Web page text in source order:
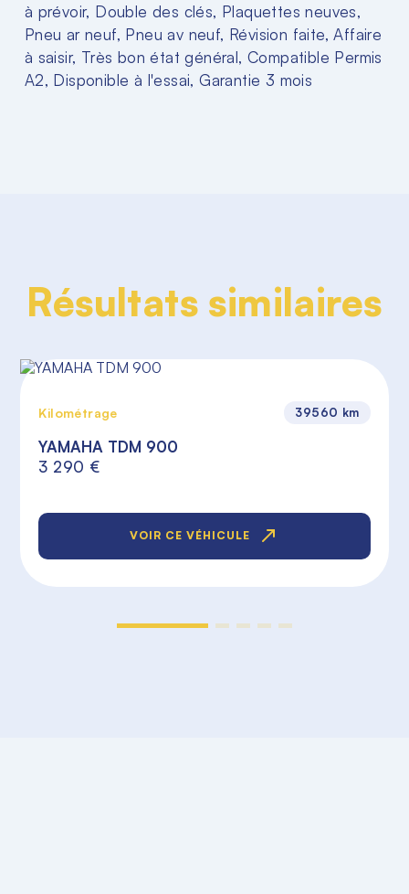
à prévoir, Double des clés, Plaquettes neuves,
Pneu ar neuf, Pneu av neuf, Révision faite, Affaire
à saisir, Très bon état général, Compatible Permis
A2, Disponible à l'essai, Garantie 3 mois
Résultats similaires
Kilométrage 39560 km
YAMAHA TDM 900
3 290 €
VOIR CE VÉHICULE